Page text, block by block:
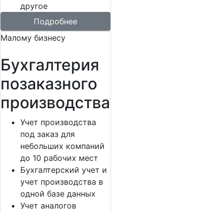
другое
Подробнее
Малому бизнесу
Бухгалтерия
позаказного
производства
Учет производства
под заказ для
небольших компаний
до 10 рабочих мест
Бухгалтерский учет и
учет производства в
одной базе данных
Учет аналогов